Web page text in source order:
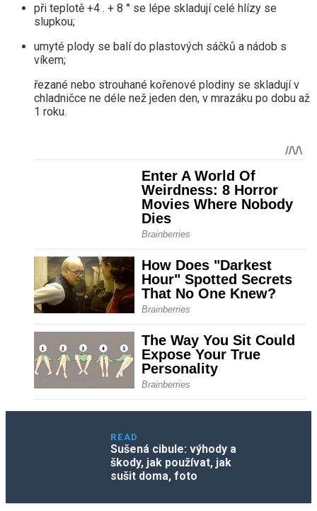
při teplotě +4 . + 8 ° se lépe skladují celé hlízy se
slupkou;
umyté plody se balí do plastových sáčků a nádob s
víkem;
řezané nebo strouhané kořenové plodiny se skladují v
chladničce ne déle než jeden den, v mrazáku po dobu až
1 roku.
READ
Sušená cibule: výhody a
škody, jak používat, jak
sušit doma, foto